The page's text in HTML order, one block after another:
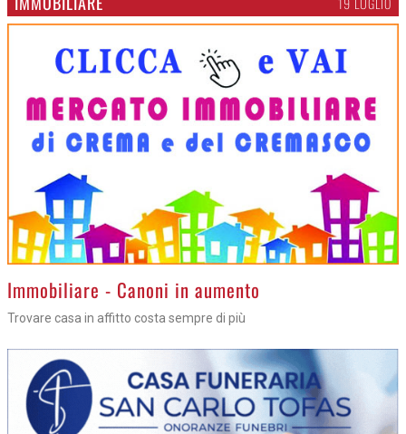
>Immobiliare - Canoni in aumento
Trovare casa in affitto costa sempre di più